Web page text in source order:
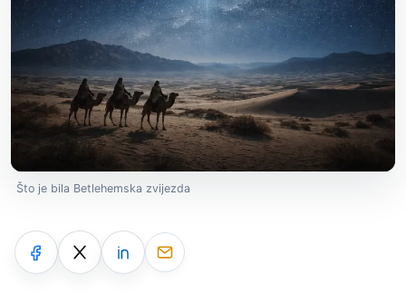
Što je bila Betlehemska zvijezda